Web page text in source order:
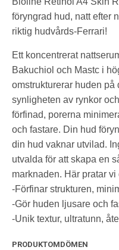
föryngrad hud, natt efter
riktig hudvårds-Ferrari!
Ett koncentrerat
Bakuchiol och Mastc i
omstrukturerar huden på
synligheten av rynkor
förfinad, porerna
och fastare. Din hud
din hud vaknar utvilad.
utvalda för att skapa en
marknaden. Här pratar
-Förfinar strukturen,
-Gör huden ljusare och
-Unik textur, ultratunn,
PRODUKTOMDÖMEN